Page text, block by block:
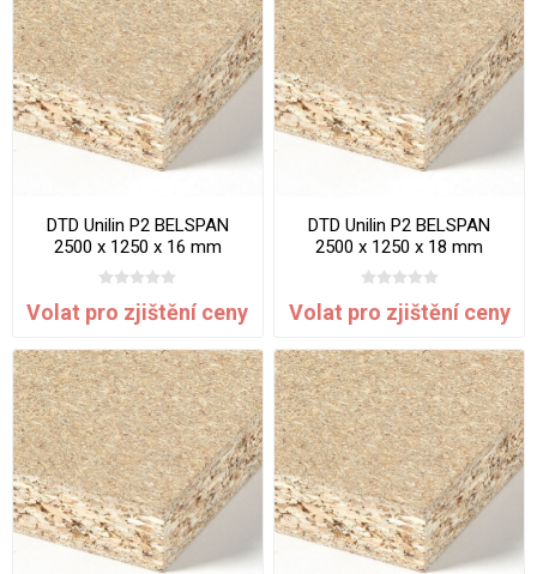
DTD Unilin P2 BELSPAN
2500 x 1250 x 16 mm
Volat pro zjištění ceny
DTD Unilin P2 BELSPAN
2500 x 1250 x 18 mm
Volat pro zjištění ceny